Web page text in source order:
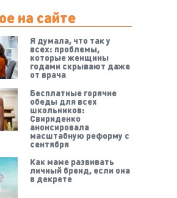
на сайте
Я думала, что так у
всех: проблемы,
которые женщины
годами скрывают даже
от врача
Бесплатные горячие
обеды для всех
школьников:
Свириденко
анонсировала
масштабную реформу с
сентября
Как маме развивать
личный бренд, если она
в декрете